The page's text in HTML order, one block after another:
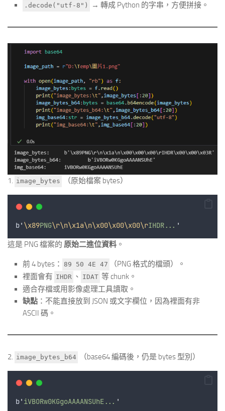
.decode("utf-8") → 轉成 Python 的字串，方便拼接。
1. image_bytes （原始檔案 bytes）
b' \x89PNG\r\n\x1a\n\x00\x00\x00\rIHDR... '
這是 PNG 檔案的 原始二進位資料 。
前 4 bytes： 89 50 4E 47
（PNG 格式的檔頭）。
裡面會有 IHDR 、 IDAT 等 chunk。
適合存檔或用影像處理工具讀取。
缺點 ：不能直接放到 JSON 或文字欄位，因為裡面有非
ASCII 碼。
2. image_bytes_b64 （base64 編碼後，仍是 bytes 型別）
b' iVBORw0KGgoAAAANSUhE... '